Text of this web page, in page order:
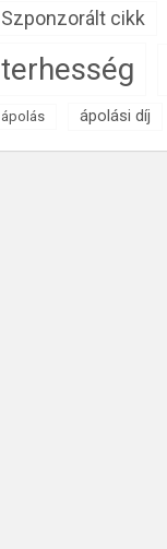
Szponzorált cikk
terhesség
ápolás ápolási díj